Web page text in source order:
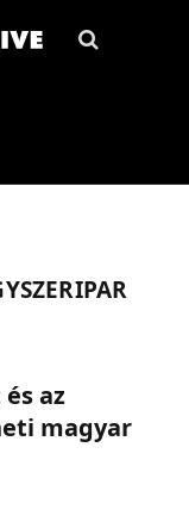
az
magyar